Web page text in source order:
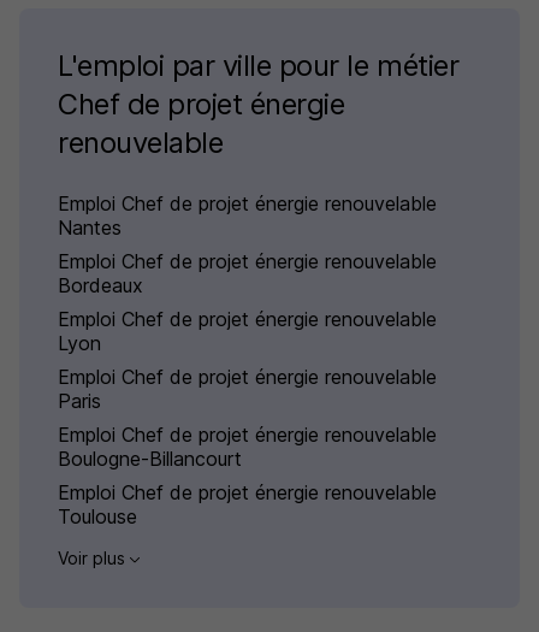
L'emploi par ville pour le métier
Chef de projet énergie
renouvelable
Emploi Chef de projet énergie renouvelable
Nantes
Emploi Chef de projet énergie renouvelable
Bordeaux
Emploi Chef de projet énergie renouvelable
Lyon
Emploi Chef de projet énergie renouvelable
Paris
Emploi Chef de projet énergie renouvelable
Boulogne-Billancourt
Emploi Chef de projet énergie renouvelable
Toulouse
Voir plus